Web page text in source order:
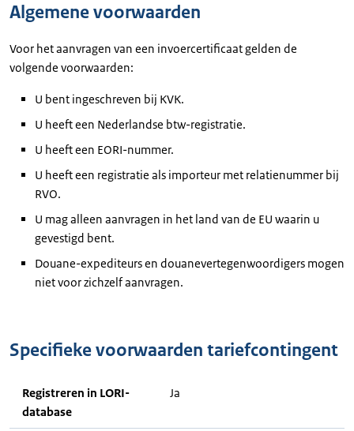
Algemene voorwaarden
Voor het aanvragen van een invoercertificaat gelden de
volgende voorwaarden:
U bent ingeschreven bij KVK.
U heeft een Nederlandse btw-registratie.
U heeft een EORI-nummer.
U heeft een registratie als importeur met relatienummer bij
RVO.
U mag alleen aanvragen in het land van de EU waarin u
gevestigd bent.
Douane-expediteurs en douanevertegenwoordigers mogen
niet voor zichzelf aanvragen.
Specifieke voorwaarden tariefcontingent
Registreren in LORI-
database
Ja